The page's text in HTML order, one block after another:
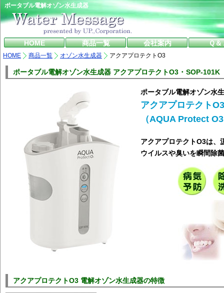
ポータブル電解オゾン水生成器
HOME 商品一覧 会社案内 Ｑ＆
HOME 商品一覧 オゾン水生成器 アクアプロテクトO3
ポータブル電解オゾン水生成器 アクアプロテクトO3 ･ SOP-101K
ポータブル電解オゾン水
アクアプロテクトO3
（AQUA Protect
アクアプロテクトO3は、
ウイルスや臭いを瞬間除
アクアプロテクトO3 電解オゾン水生成器の特徴